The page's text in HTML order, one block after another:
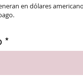
en dólares